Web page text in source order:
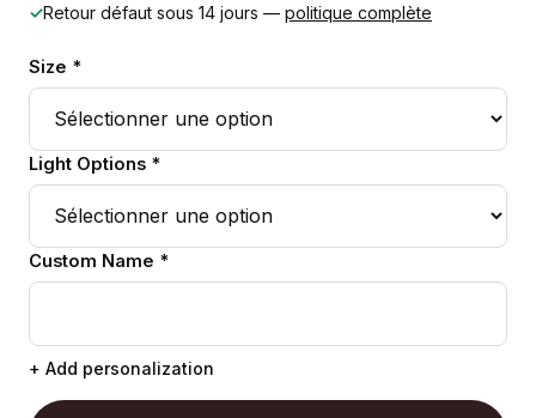
✓Retour défaut sous 14 jours — politique complète
Size *
Light Options *
Custom Name *
+ Add personalization